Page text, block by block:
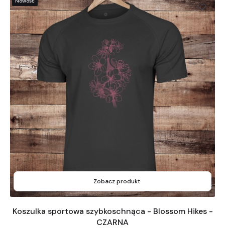
Zobacz produkt
Koszulka sportowa szybkoschnąca - Blossom Hikes -
CZARNA